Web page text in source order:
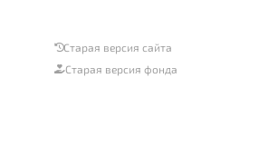
Старая версия сайта
Старая версия фонда